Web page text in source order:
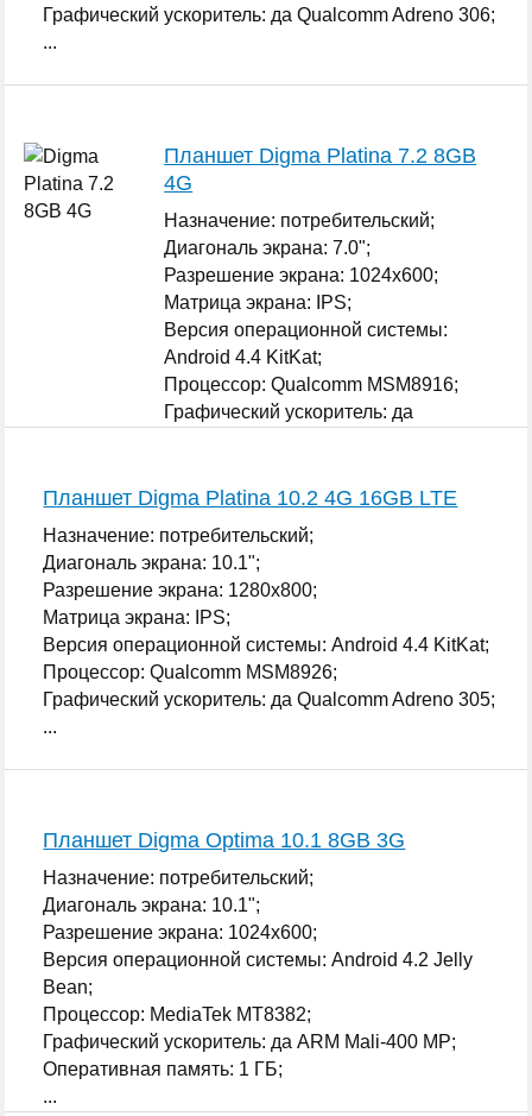
Графический ускоритель: да Qualcomm Adreno 306;
...
Планшет Digma Platina 7.2 8GB
4G
Назначение: потребительский;
Диагональ экрана: 7.0";
Разрешение экрана: 1024x600;
Матрица экрана: IPS;
Версия операционной системы:
Android 4.4 KitKat;
Процессор: Qualcomm MSM8916;
Графический ускоритель: да
Планшет Digma Platina 10.2 4G 16GB LTE
Назначение: потребительский;
Диагональ экрана: 10.1";
Разрешение экрана: 1280x800;
Матрица экрана: IPS;
Версия операционной системы: Android 4.4 KitKat;
Процессор: Qualcomm MSM8926;
Графический ускоритель: да Qualcomm Adreno 305;
...
Планшет Digma Optima 10.1 8GB 3G
Назначение: потребительский;
Диагональ экрана: 10.1";
Разрешение экрана: 1024x600;
Версия операционной системы: Android 4.2 Jelly
Bean;
Процессор: MediaTek MT8382;
Графический ускоритель: да ARM Mali-400 MP;
Оперативная память: 1 ГБ;
...